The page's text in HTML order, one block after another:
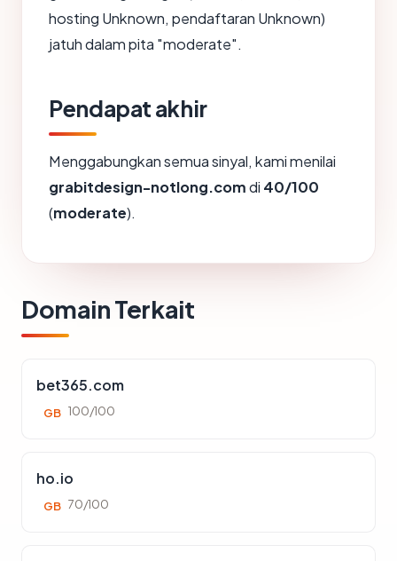
hosting Unknown, pendaftaran Unknown)
jatuh dalam pita "moderate".
Pendapat akhir
Menggabungkan semua sinyal, kami menilai
grabitdesign-notlong.comdi 40/100
(moderate).
Domain Terkait
bet365.com
GB 100/100
ho.io
GB 70/100